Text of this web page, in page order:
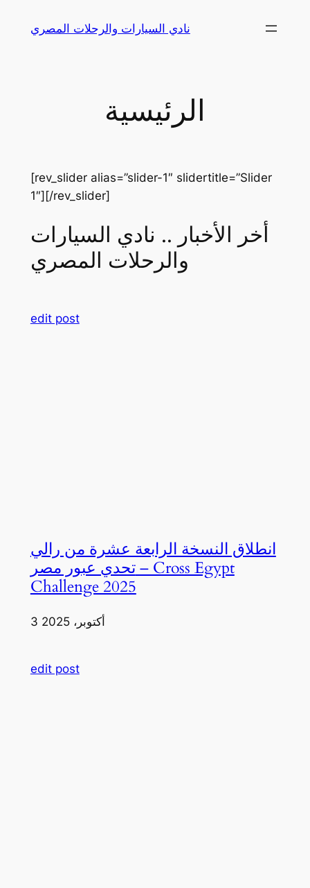
نادي السيارات والرحلات المصري
الرئيسية
[rev_slider alias=”slider-1″ slidertitle=”Slider
1″][/rev_slider]
أخر الأخبار .. نادي السيارات
والرحلات المصري
edit post
انطلاق النسخة الرابعة عشرة من رالي
تحدي عبور مصر – Cross Egypt
Challenge 2025
3 أكتوبر، 2025
edit post